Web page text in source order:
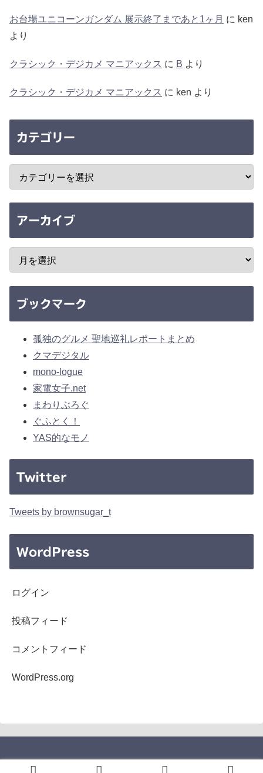
お台場ユニコーンガンダム 展示終了まであと1ヶ月 に ken
より
クラシック・デジカメ マニアックス に B より
クラシック・デジカメ マニアックス に ken より
カテゴリー
アーカイブ
ブックマーク
孤独のグルメ 聖地巡礼レポートまとめ
クマデジタル
mono-logue
家電女子.net
まわりぶろぐ
ぐふとく！
YAS的なモノ
Twitter
Tweets by brownsugar_t
WordPress
ログイン
投稿フィード
コメントフィード
WordPress.org